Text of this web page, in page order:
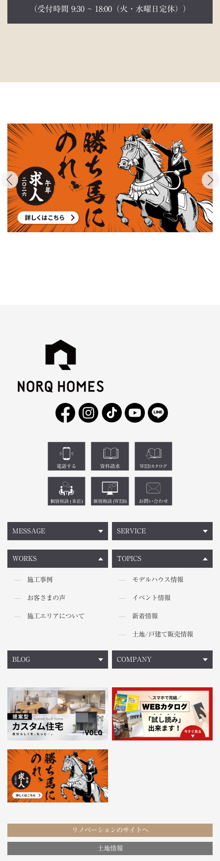
（受付時間 9:30 ~ 18:00（火・水曜日定休））
MESSAGE
WORKS
施工事例
お客さまの声
施工エリアについて
TOPICS
モデルハウス情報
イベント情報
新着情報
土地/戸建て販売情報
SERVICE
BLOG COMPANY
リノベーションのサイトへ
土地情報